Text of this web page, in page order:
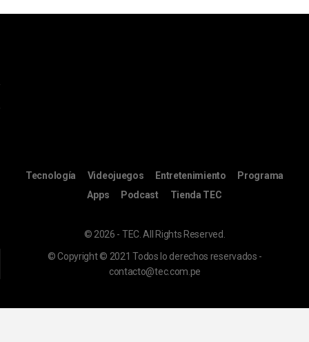
Tecnología Videojuegos Entretenimiento
Programa
Apps
Podcast Tienda TEC
© 2026 - TEC. All Rights Reserved.
© Copyright © 2021 Todos lo derechos reservados -
contacto@tec.com.pe